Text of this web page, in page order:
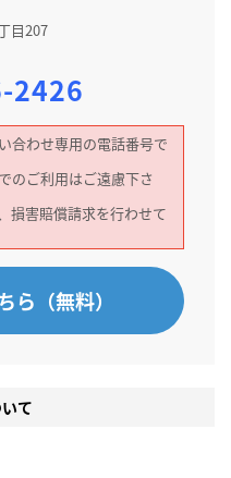
目207
2426
合わせ専用の電話番号で
のご利用はご遠慮下さ
損害賠償請求を行わせて
ら（無料）
て